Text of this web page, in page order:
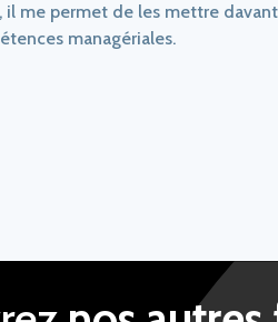
il me permet de les mettre
managériales.